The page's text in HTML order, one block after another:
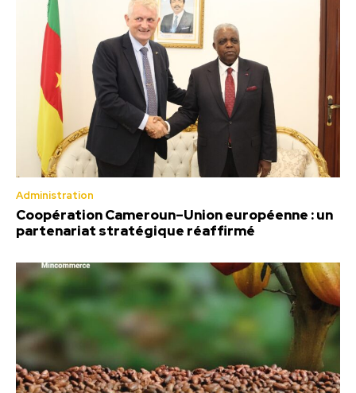
Administration
Coopération Cameroun–Union européenne : un
partenariat stratégique réaffirmé